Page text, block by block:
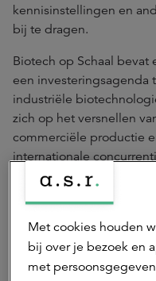
kennisinstellingen en
bij te dragen.
Biotech op Schaal bevat
een investeringsagenda
industriële
zich op het versnellen
commerciële productie
internationale
Met cookies houden
bij over je bezoek en
met